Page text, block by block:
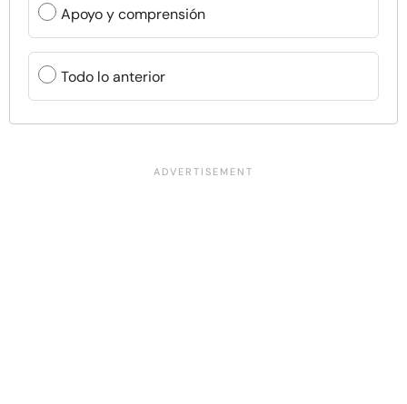
Apoyo y comprensión
Todo lo anterior